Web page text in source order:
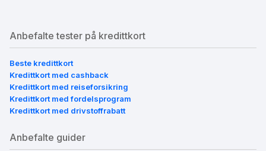
Anbefalte tester på kredittkort
Beste kredittkort
Kredittkort med cashback
Kredittkort med reiseforsikring
Kredittkort med fordelsprogram
Kredittkort med drivstoffrabatt
Anbefalte guider